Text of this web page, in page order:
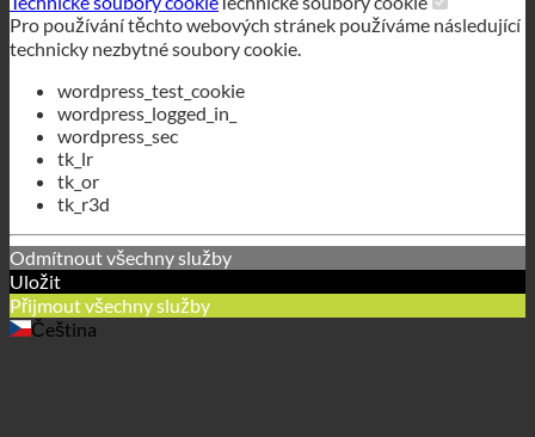
tk_or
tk_r3d
Odmítnout všechny služby
Uložit
Přijmout všechny služby
Čeština